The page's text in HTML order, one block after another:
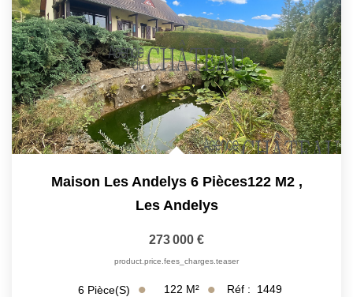
Maison Les Andelys 6 Pièces122 M2 ,
Les Andelys
273 000 €
product.price.fees_charges.teaser
6 Pièce(s) 122 M² Réf : 1449